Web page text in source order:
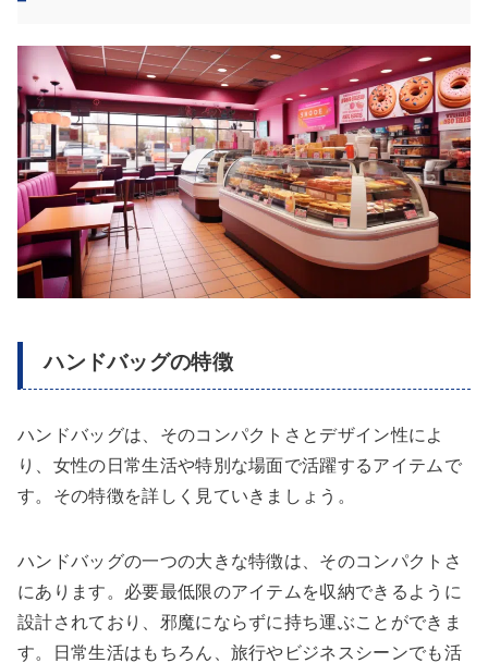
ハンドバッグの特徴
ハンドバッグは、そのコンパクトさとデザイン性によ
り、女性の日常生活や特別な場面で活躍するアイテムで
す。その特徴を詳しく見ていきましょう。
ハンドバッグの一つの大きな特徴は、そのコンパクトさ
にあります。必要最低限のアイテムを収納できるように
設計されており、邪魔にならずに持ち運ぶことができま
す。日常生活はもちろん、旅行やビジネスシーンでも活